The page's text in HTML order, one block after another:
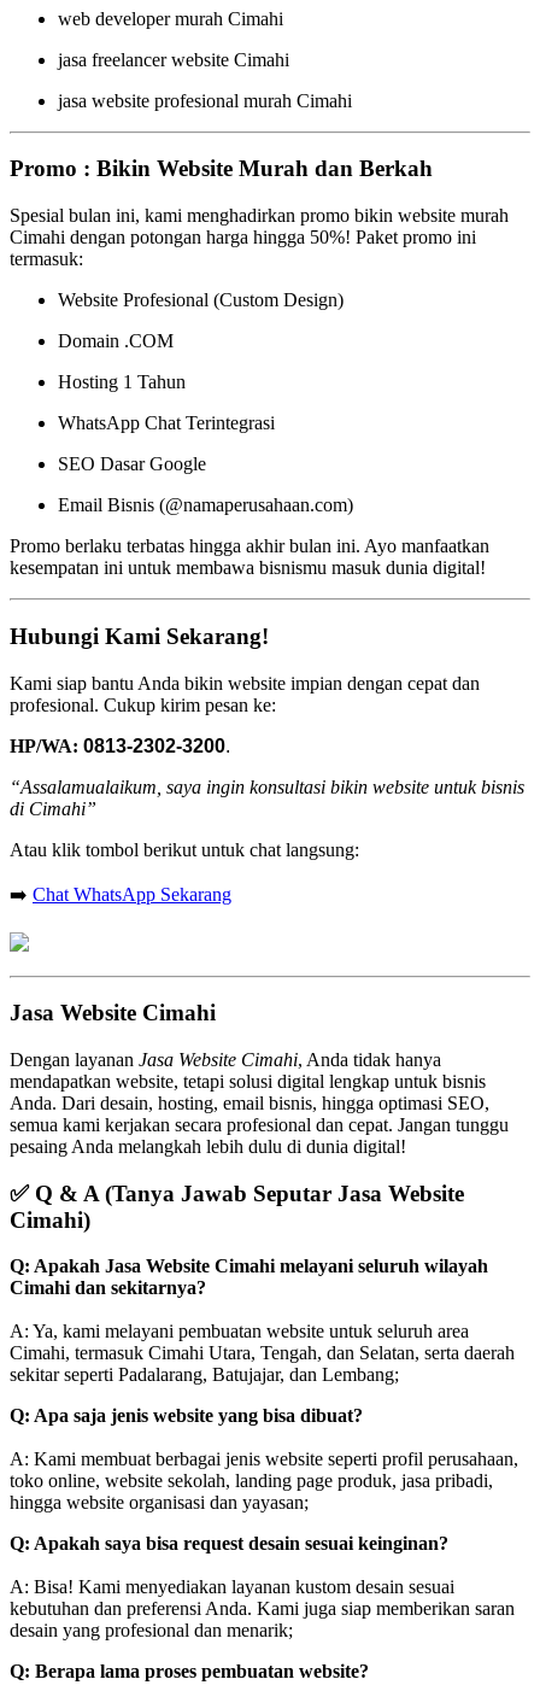
web developer murah Cimahi
jasa freelancer website Cimahi
jasa website profesional murah Cimahi
Promo : Bikin Website Murah dan Berkah
Spesial bulan ini, kami menghadirkan promo bikin website murah
Cimahi dengan potongan harga hingga 50%! Paket promo ini
termasuk:
Website Profesional (Custom Design)
Domain .COM
Hosting 1 Tahun
WhatsApp Chat Terintegrasi
SEO Dasar Google
Email Bisnis (@namaperusahaan.com)
Promo berlaku terbatas hingga akhir bulan ini. Ayo manfaatkan
kesempatan ini untuk membawa bisnismu masuk dunia digital!
Hubungi Kami Sekarang!
Kami siap bantu Anda bikin website impian dengan cepat dan
profesional. Cukup kirim pesan ke:
HP/WA: 0813-2302-3200.
“Assalamualaikum, saya ingin konsultasi bikin website untuk bisnis
di Cimahi”
Atau klik tombol berikut untuk chat langsung:
➡️ Chat WhatsApp Sekarang
Jasa Website Cimahi
Dengan layanan Jasa Website Cimahi, Anda tidak hanya
mendapatkan website, tetapi solusi digital lengkap untuk bisnis
Anda. Dari desain, hosting, email bisnis, hingga optimasi SEO,
semua kami kerjakan secara profesional dan cepat. Jangan tunggu
pesaing Anda melangkah lebih dulu di dunia digital!
✅ Q & A (Tanya Jawab Seputar Jasa Website
Cimahi)
Q: Apakah Jasa Website Cimahi melayani seluruh wilayah
Cimahi dan sekitarnya?
A: Ya, kami melayani pembuatan website untuk seluruh area
Cimahi, termasuk Cimahi Utara, Tengah, dan Selatan, serta daerah
sekitar seperti Padalarang, Batujajar, dan Lembang;
Q: Apa saja jenis website yang bisa dibuat?
A: Kami membuat berbagai jenis website seperti profil perusahaan,
toko online, website sekolah, landing page produk, jasa pribadi,
hingga website organisasi dan yayasan;
Q: Apakah saya bisa request desain sesuai keinginan?
A: Bisa! Kami menyediakan layanan kustom desain sesuai
kebutuhan dan preferensi Anda. Kami juga siap memberikan saran
desain yang profesional dan menarik;
Q: Berapa lama proses pembuatan website?